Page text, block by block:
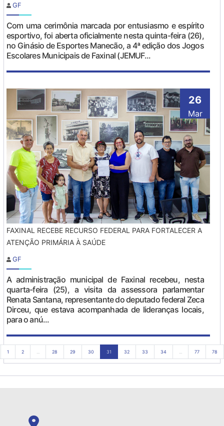
GF
Com uma cerimônia marcada por entusiasmo e espírito
esportivo, foi aberta oficialmente nesta quinta-feira (26),
no Ginásio de Esportes Manecão, a 4ª edição dos Jogos
Escolares Municipais de Faxinal (JEMUF...
26
Mar
FAXINAL RECEBE RECURSO FEDERAL PARA FORTALECER A
ATENÇÃO PRIMÁRIA À SAÚDE
GF
A administração municipal de Faxinal recebeu, nesta
quarta-feira (25), a visita da assessora parlamentar
Renata Santana, representante do deputado federal Zeca
Dirceu, que estava acompanhada de lideranças locais,
para o anú...
1 2 28 29 30 31 32 33 34 77 78